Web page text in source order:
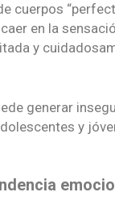
cuerpos
en la
y
generar
y